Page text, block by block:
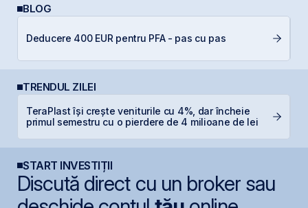
BLOG
Deducere 400 EUR pentru PFA - pas cu pas
TRENDUL ZILEI
TeraPlast își crește veniturile cu 4%, dar încheie
primul semestru cu o pierdere de 4 milioane de lei
START INVESTIȚII
Discută direct cu un broker sau